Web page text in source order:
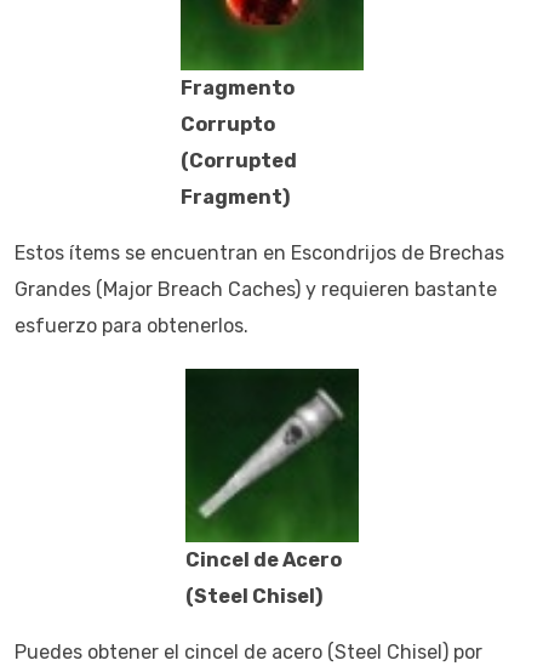
Fragmento
Corrupto
(Corrupted
Fragment)
Estos ítems se encuentran en Escondrijos de Brechas
Grandes (Major Breach Caches) y requieren bastante
esfuerzo para obtenerlos.
Cincel de Acero
(Steel Chisel)
Puedes obtener el cincel de acero (Steel Chisel) por